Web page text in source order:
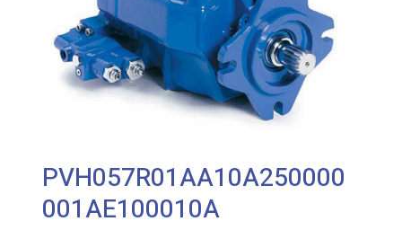
PVH057R01AA10A250000
001AE100010A